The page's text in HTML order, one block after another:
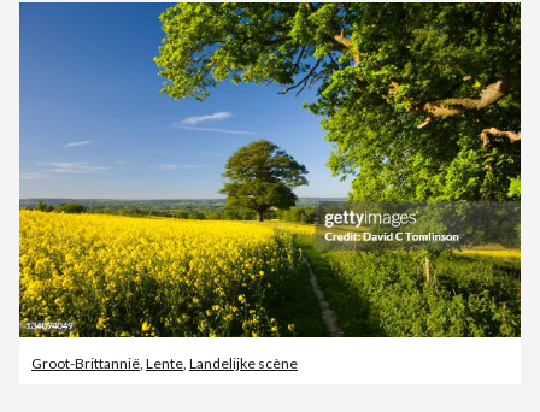
Groot-Brittannië Lente Landelijke scène